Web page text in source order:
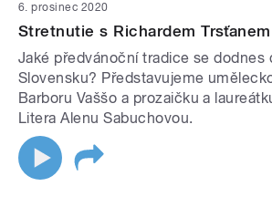
6. prosinec 2020
Stretnutie s Richardem Trsťanem
Jaké předvánoční tradice se dodnes
Slovensku? Představujeme
Barboru Vaššo a prozaičku a
Litera Alenu Sabuchovou.